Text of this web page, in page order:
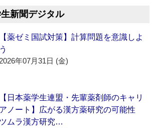
新聞デジタル
【薬ゼミ国試対策】計算問題を意識しよ
う
2026年07月31日 (金)
【日本薬学生連盟・先輩薬剤師のキャリ
アノート】広がる漢方薬研究の可能性
ツムラ漢方研究…